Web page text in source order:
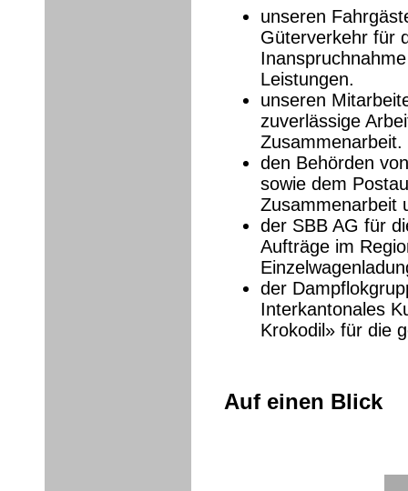
unseren
Güterverkehr für
Leistungen.
unseren
zuverlässige
Zusammenarbeit.
den Behörden
sowie dem
Zusammenarbeit
der SBB AG für
Aufträge im
der
Interkantonales
Krokodil» für die
Auf einen Blick